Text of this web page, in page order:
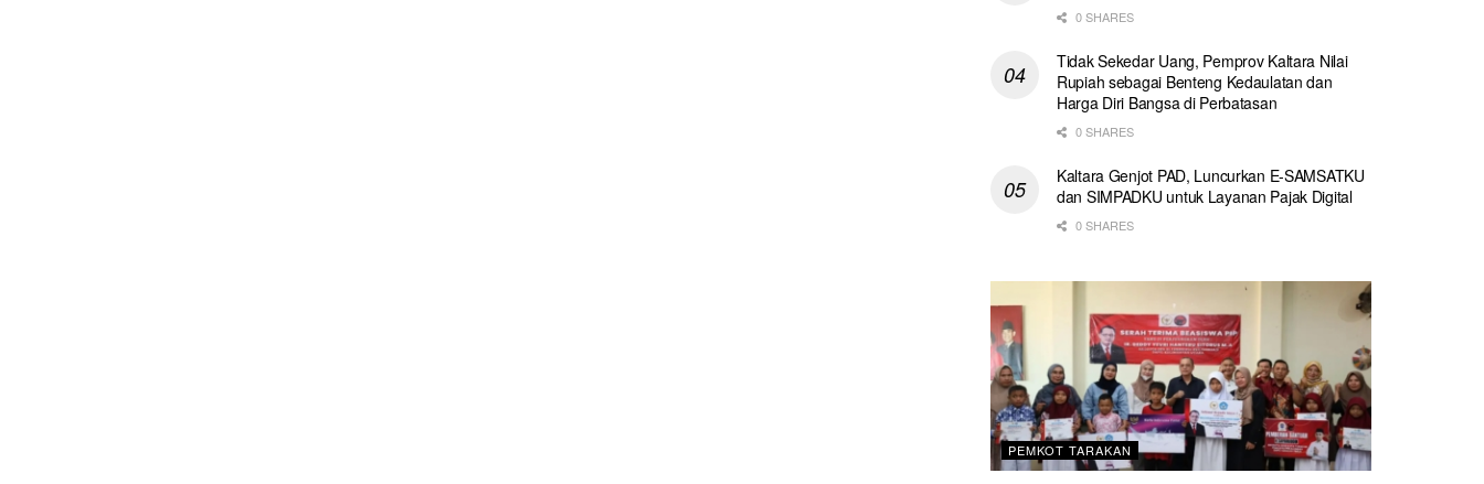
0 SHARES
Tidak Sekedar Uang, Pemprov Kaltara Nilai
Rupiah sebagai Benteng Kedaulatan dan
Harga Diri Bangsa di Perbatasan
0 SHARES
Kaltara Genjot PAD, Luncurkan E-SAMSATKU
dan SIMPADKU untuk Layanan Pajak Digital
0 SHARES
PEMKOT TARAKAN